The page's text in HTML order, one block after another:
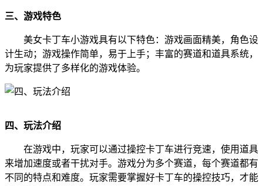
三、游戏特色
美女卡丁车小游戏具有以下特色：游戏画面精美，角色设
计生动；游戏操作简单，易于上手；丰富的赛道和道具系统，
为玩家提供了多样化的游戏体验。
四、玩法介绍
在游戏中，玩家可以通过操控卡丁车进行竞速，使用道具
来增加速度或者干扰对手。游戏分为多个赛道，每个赛道都有
不同的特点和难度。玩家需要掌握好卡丁车的操控技巧，才能